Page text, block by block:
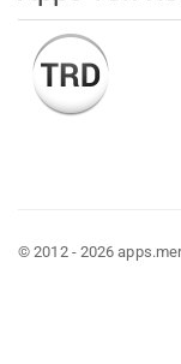
© 2012 - 2026